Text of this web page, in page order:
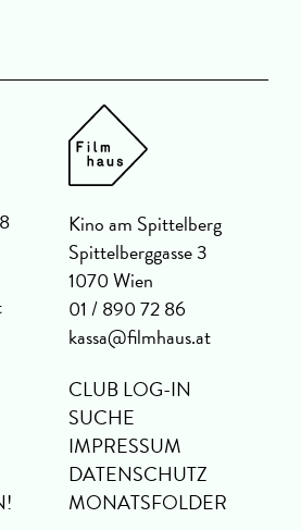
Kino am Spittelberg
Spittelberggasse 3
1070 Wien
01 / 890 72 86
kassa@filmhaus.at
CLUB LOG-IN
SUCHE
IMPRESSUM
DATENSCHUTZ
MONATSFOLDER